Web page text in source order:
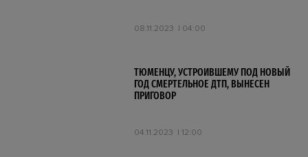
08.11.2023 04:00
ТЮМЕНЦУ, УСТРОИВШЕМУ ПОД НОВЫЙ
ГОД СМЕРТЕЛЬНОЕ ДТП, ВЫНЕСЕН
ПРИГОВОР
04.11.2023 12:00